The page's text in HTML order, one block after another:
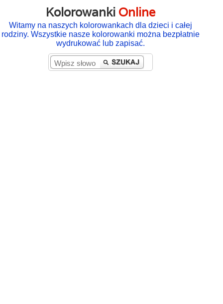
Kolorowanki Online
Witamy na naszych kolorowankach dla dzieci i całej
rodziny. Wszystkie nasze kolorowanki można bezpłatnie
wydrukować lub zapisać.